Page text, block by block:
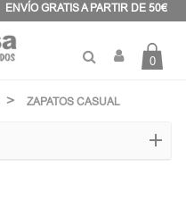
ENVÍO GRATIS A PARTIR DE 50€
0
ZAPATOS CASUAL